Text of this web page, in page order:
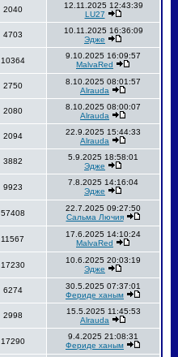
2040
12.11.2025 12:43:39
LU27
4703
10.11.2025 16:36:09
Эдже
10364
9.10.2025 16:09:57
MalvaRed
2750
8.10.2025 08:01:57
Alrauda
2080
8.10.2025 08:00:07
Alrauda
2094
22.9.2025 15:44:33
Alrauda
3882
5.9.2025 18:58:01
Эдже
9923
7.8.2025 14:16:04
Эдже
57408
22.7.2025 09:27:50
Сальма Лючия
11567
17.6.2025 14:10:24
MalvaRed
17230
10.6.2025 20:03:19
Эдже
6274
30.5.2025 07:37:01
Фериде ханым
2998
15.5.2025 11:45:53
Alrauda
17290
9.4.2025 21:08:31
Фериде ханым